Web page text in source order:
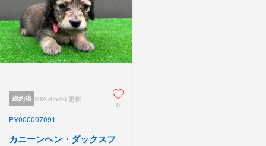
成約済 2026/05/26 更新
0
PY000007091
カニーンヘン・ダックスフ